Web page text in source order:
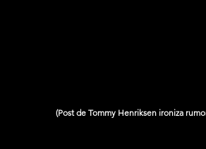
(Post de Tommy Henriksen ironiza